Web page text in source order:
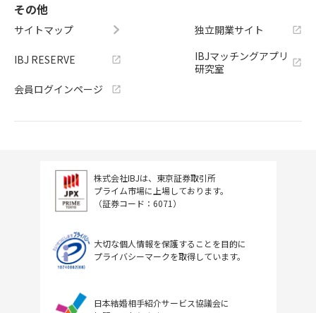
その他
サイトマップ
IBJ RESERVE
会員ログインページ
独立開業サイト
IBJマッチングアプリ
研究室
株式会社IBJは、東京証券取引所
プライム市場に上場しております。
（証券コード：6071）
大切な個人情報を保護することを目的に
プライバシーマークを取得しています。
日本結婚相手紹介サービス協議会に